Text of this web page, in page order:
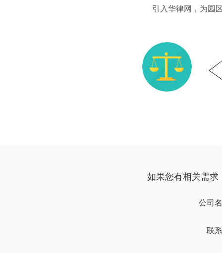
引入华律网，为园
如果您有相关需求
公司
联